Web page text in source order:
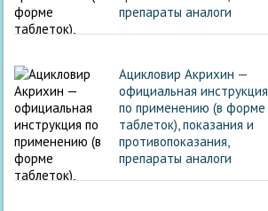
препараты аналоги
Ацикловир Акрихин —
официальная инструкция
по применению (в форме
таблеток), показания и
противопоказания,
препараты аналоги